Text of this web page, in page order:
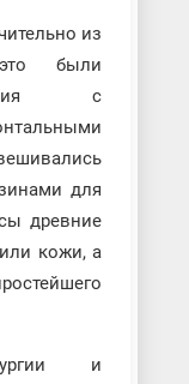
из
были
с
для
древние
кожи, а
и